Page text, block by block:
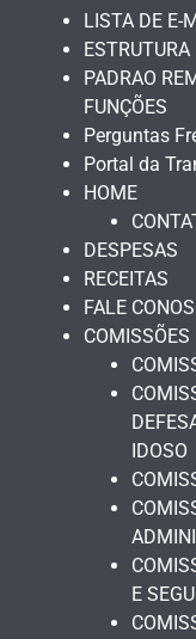
LISTA DE E-
ESTRUTURA
PADRAO
FUNÇÕES
Perguntas
Portal da
HOME
DESPESAS
RECEITAS
FALE
COMISSÕES
IDOSO
E